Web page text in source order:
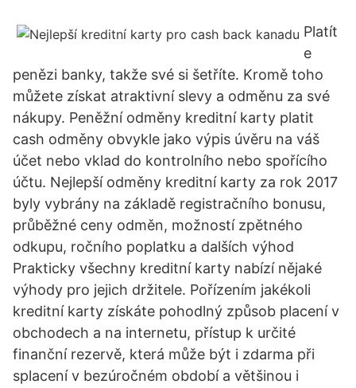
Platít
e
penězi banky, takže své si šetříte. Kromě toho
můžete získat atraktivní slevy a odměnu za své
nákupy. Peněžní odměny kreditní karty platit
cash odměny obvykle jako výpis úvěru na váš
účet nebo vklad do kontrolního nebo spořícího
účtu. Nejlepší odměny kreditní karty za rok 2017
byly vybrány na základě registračního bonusu,
průběžné ceny odměn, možností zpětného
odkupu, ročního poplatku a dalších výhod
Prakticky všechny kreditní karty nabízí nějaké
výhody pro jejich držitele. Pořízením jakékoli
kreditní karty získáte pohodlný způsob placení v
obchodech a na internetu, přístup k určité
finanční rezervě, která může být i zdarma při
splacení v bezúročném období a většinou i